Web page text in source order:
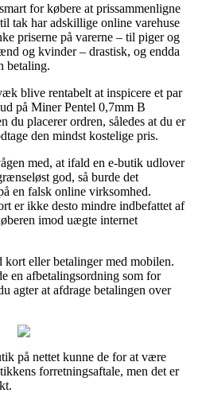
for købere at prissammenligne
tak har adskillige online varehuse
priserne på varerne – til piger og
og kvinder – drastisk, og endda
betaling.
blive rentabelt at inspicere et par
på Miner Pentel 0,7mm B
du placerer ordren, således at du er
den mindst kostelige pris.
med, at ifald en e-butik udlover
god, så burde det
en falsk online virksomhed.
er ikke desto mindre indbefattet af
imod uægte internet
eller betalinger med mobilen.
en afbetalingsordning som for
agter at afdrage betalingen over
på nettet kunne de for at være
forretningsaftale, men det er